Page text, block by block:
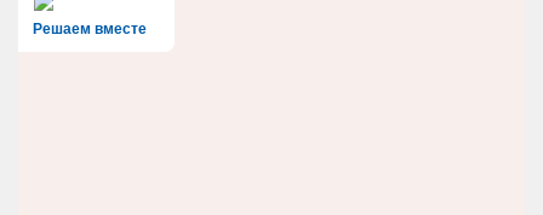
Решаем вместе